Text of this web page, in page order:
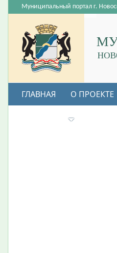
Муниципальный портал г.
ГЛАВНАЯ О ПРОЕКТЕ